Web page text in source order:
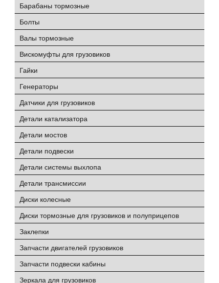
Барабаны тормозные
Болты
Валы тормозные
Вискомуфты для грузовиков
Гайки
Генераторы
Датчики для грузовиков
Детали катализатора
Детали мостов
Детали подвески
Детали системы выхлопа
Детали трансмиссии
Диски колесные
Диски тормозные для грузовиков и полуприцепов
Заклепки
Запчасти двигателей грузовиков
Запчасти подвески кабины
Зеркала для грузовиков